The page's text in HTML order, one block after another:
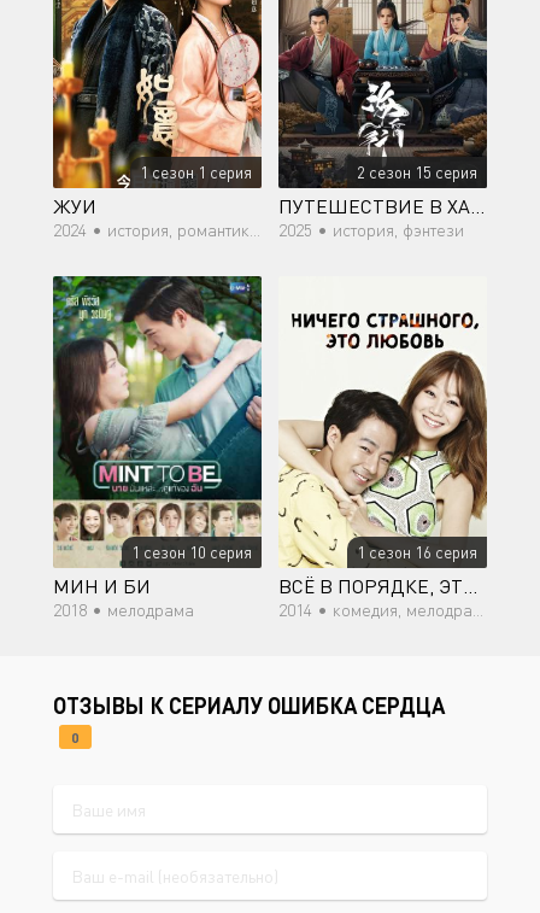
1 сезон 1 серия
ЖУИ
2024 • история, романтика, фэнтези
2 сезон 15 серия
ПУТЕШЕСТВИЕ В ХАЙХУНЬ
2025 • история, фэнтези
1 сезон 10 серия
МИН И БИ
2018 • мелодрама
1 сезон 16 серия
ВСЁ В ПОРЯДКЕ, ЭТО ЛЮБОВЬ
2014 • комедия, мелодрама, психология, романтика, драма
ОТЗЫВЫ К СЕРИАЛУ ОШИБКА СЕРДЦА
0